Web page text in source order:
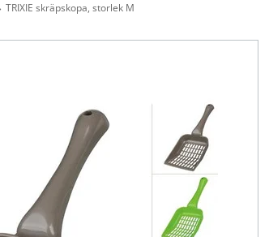
TRIXIE skräpskopa, storlek M